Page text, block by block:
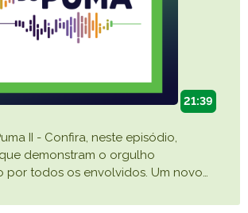
21:39
II - Confira, neste episódio,
demonstram o orgulho
por todos os envolvidos. Um novo…